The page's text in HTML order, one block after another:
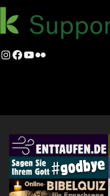
Instagram
Facebook
YouTube
Flickr